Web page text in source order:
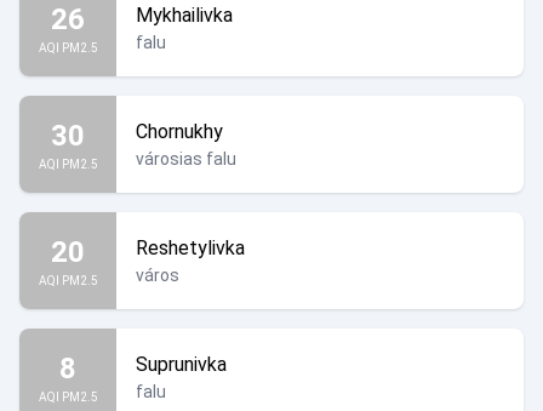
26
AQI PM2.5
Mykhailivka
falu
30
AQI PM2.5
Chornukhy
városias falu
20
AQI PM2.5
Reshetylivka
város
8
AQI PM2.5
Suprunivka
falu